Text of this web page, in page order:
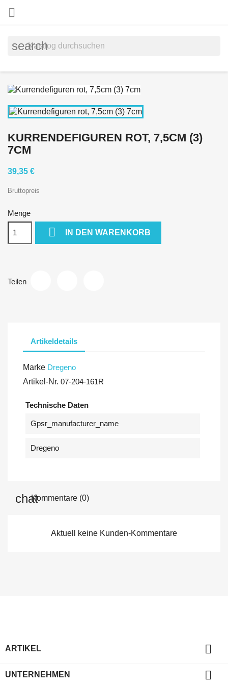

search
KURRENDEFIGUREN ROT, 7,5CM (3)
7CM
39,35 €
Bruttopreis
Menge
 IN DEN WARENKORB
Teilen
Artikeldetails
Marke Dregeno
Artikel-Nr. 07-204-161R
Technische Daten
Gpsr_manufacturer_name
Dregeno
Kommentare (0)
Aktuell keine Kunden-Kommentare
ARTIKEL 
UNTERNEHMEN 